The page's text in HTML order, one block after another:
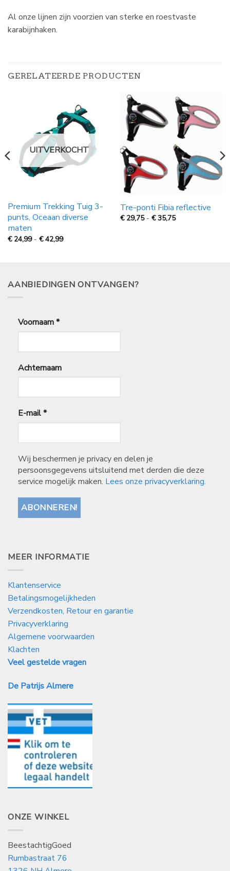
Al onze lijnen zijn voorzien van sterke en roestvaste
karabijnhaken.
GERELATEERDE PRODUCTEN
UITVERKOCHT
Premium Trekking Tuig 3-
punts, Oceaan diverse
maten
€ 24,99 - €42,99Prijsklasse:
€
Tre-ponti Fibia reflective
€ 29,75 - €35,75Prijsklasse:
AANBIEDINGEN ONTVANGEN?
Voornaam*
Achternaam
E-mail*
Wij beschermen je privacy en delen je
persoonsgegevens uitsluitend met derden die deze
service mogelijk maken. Lees onze privacyverklaring.
MEER INFORMATIE
Klantenservice
Betalingsmogelijkheden
Verzendkosten, Retour en garantie
Privacyverklaring
Algemene voorwaarden
Klachten
Veel gestelde vragen
De Patrijs Almere
ONZE WINKEL
BeestachtigGoed
Rumbastraat 76